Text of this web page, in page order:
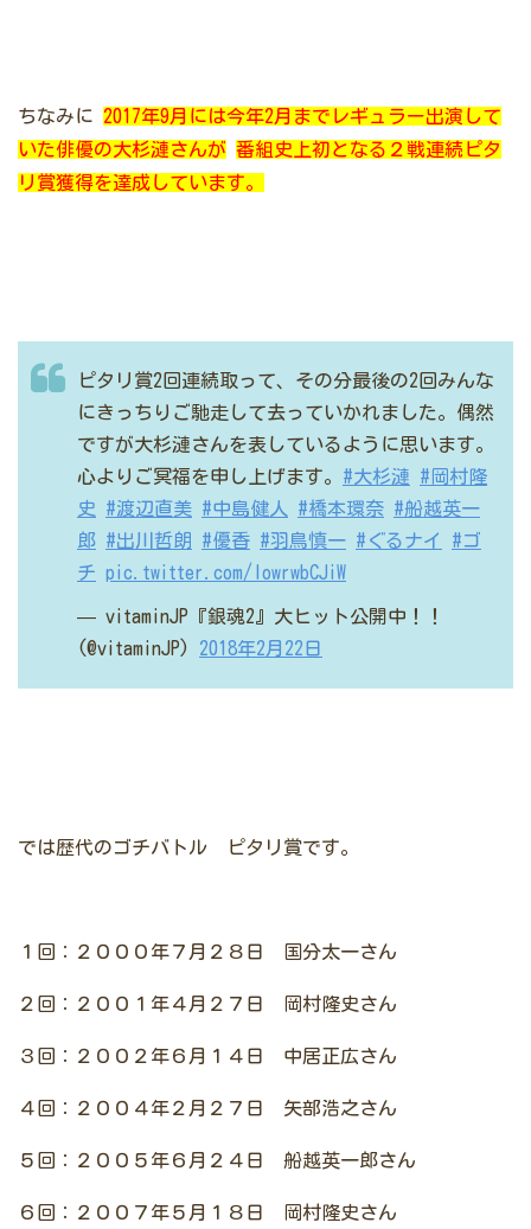
ちなみに
2017年9月には今年2月までレギュラー出演して
いた俳優の大杉漣さんが 番組史上初となる２戦連続ピタ
リ賞獲得を達成しています。
ピタリ賞2回連続取って、その分最後の2回みんな
にきっちりご馳走して去っていかれました。偶然
ですが大杉漣さんを表しているように思います。
心よりご冥福を申し上げます。 #大杉漣
#岡村隆
史
#渡辺直美 #中島健人 #橋本環奈 #船越英一
郎 #出川哲朗 #優香 #羽鳥慎一 #ぐるナイ
#ゴ
チ pic.twitter.com/lowrwbCJiW
— vitaminJP『銀魂2』大ヒット公開中！！
(@vitaminJP) 2018年2月22日
では歴代のゴチバトル ピタリ賞です。
１回：２０００年７月２８日 国分太一さん
２回：２００１年４月２７日 岡村隆史さん
３回：２００２年６月１４日 中居正広さん
４回：２００４年２月２７日 矢部浩之さん
５回：２００５年６月２４日 船越英一郎さん
６回：２００７年５月１８日 岡村隆史さん